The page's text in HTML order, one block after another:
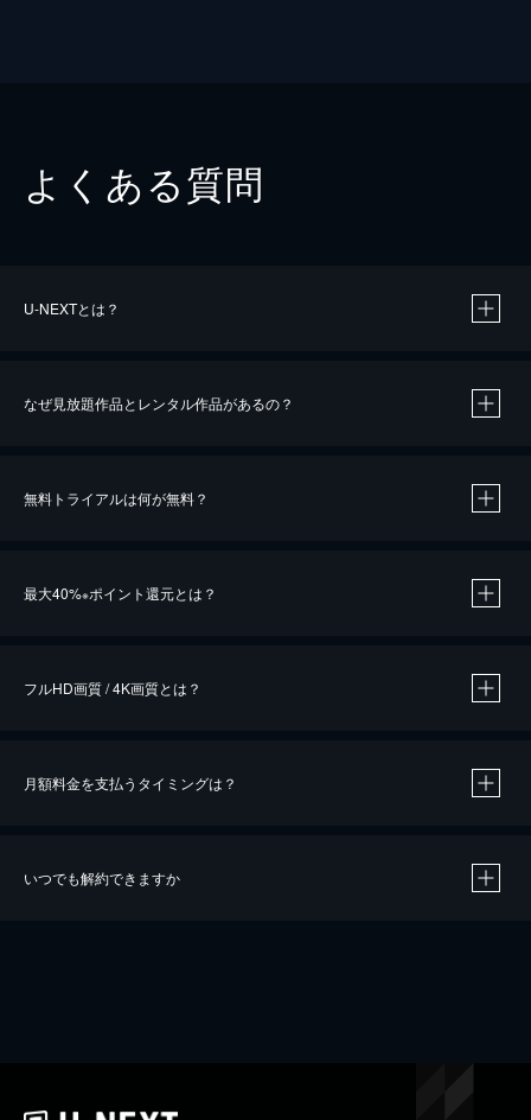
よくある質問
U-NEXTとは？
なぜ見放題作品とレンタル作品があるの？
無料トライアルは何が無料？
最大40%※ポイント還元とは？
※40％ポイント還元の対象は、クレジットカード決済による作品の購入 / レンタルです。
iOSアプリのUコイン決済による作品の購入 / レンタルは、20％のポイント還元です。
フルHD画質 / 4K画質とは？
月額料金を支払うタイミングは？
いつでも解約できますか